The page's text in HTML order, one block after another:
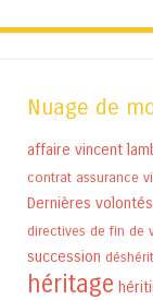
Nuage de
affaire vincent
contrat assurance
Dernières volontés
directives de fin de
succession
héritage